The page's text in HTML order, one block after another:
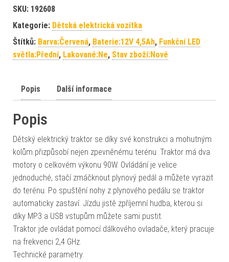
SKU: 192608
Kategorie: Dětská elektrická vozítka
Štítků: Barva:Červená, Baterie:12V 4,5Ah, Funkční LED
světla:Přední, Lakované:Ne, Stav zboží:Nové
Popis Další informace
Popis
Dětský elektrický traktor se díky své konstrukci a mohutným
kolům přizpůsobí nejen zpevněnému terénu. Traktor má dva
motory o celkovém výkonu 90W. Ovládání je velice
jednoduché, stačí zmáčknout plynový pedál a můžete vyrazit
do terénu. Po spuštění nohy z plynového pedálu se traktor
automaticky zastaví. Jízdu jistě zpříjemní hudba, kterou si
díky MP3 a USB vstupům můžete sami pustit.
Traktor jde ovládat pomocí dálkového ovladače, který pracuje
na frekvenci 2,4 GHz.
Technické parametry: